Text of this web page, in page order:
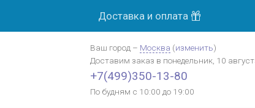
Доставка и оплата
Ваш город – Москва (изменить)
Доставим заказ в понедельник, 10
+7(499)350-13-80
По будням с 10:00 до 19:00
Оплата картой банка